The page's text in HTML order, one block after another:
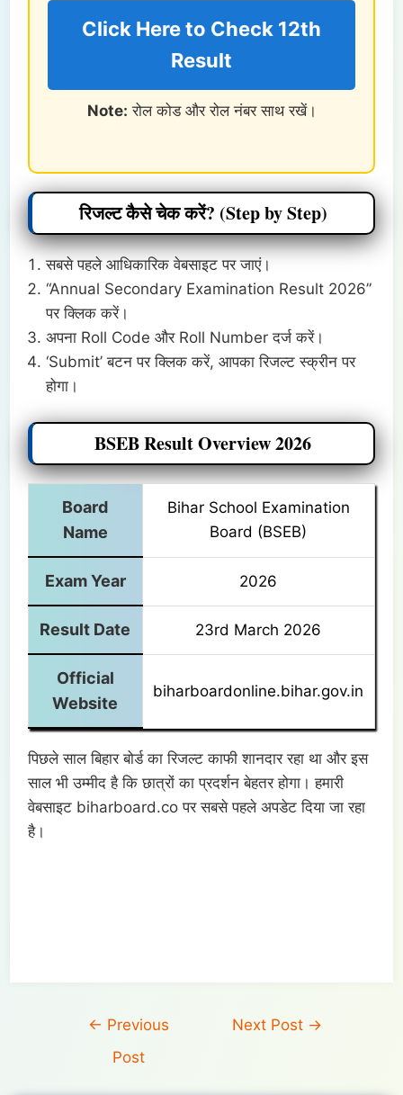
Click Here to Check 12th
Result
Note: रोल कोड और रोल नंबर साथ रखें।
रिजल्ट कैसे चेक करें? (Step by Step)
सबसे पहले आधिकारिक वेबसाइट पर जाएं।
“Annual Secondary Examination Result 2026”
पर क्लिक करें।
अपना Roll Code और Roll Number दर्ज करें।
‘Submit’ बटन पर क्लिक करें, आपका रिजल्ट स्क्रीन पर
होगा।
BSEB Result Overview 2026
Board
Name
Bihar School Examination
Board (BSEB)
Exam Year 2026
Result Date 23rd March 2026
Official
Website
biharboardonline.bihar.gov.in
पिछले साल बिहार बोर्ड का रिजल्ट काफी शानदार रहा था और इस
साल भी उम्मीद है कि छात्रों का प्रदर्शन बेहतर होगा। हमारी
वेबसाइट biharboard.co पर सबसे पहले अपडेट दिया जा रहा
है।
← Previous
Post
Next Post →